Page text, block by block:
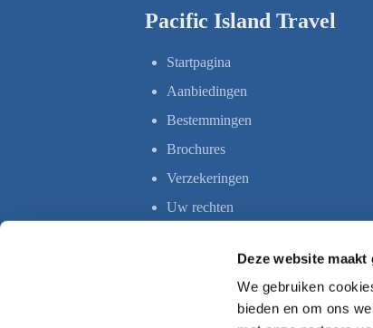
Deze website
We gebruiken
bieden en om ons
Pacific Island Travel
Startpagina
Aanbiedingen
Bestemmingen
Brochures
Verzekeringen
Uw rechten